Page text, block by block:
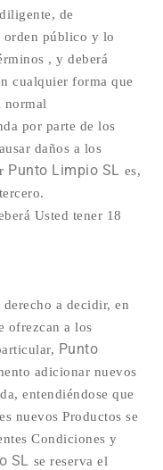
de
público y lo
, y deberá
cualquier forma que
normal
por parte de los
daños a los
Punto Limpio SL es,
Usted tener 18
derecho a decidir, en
ofrezcan a los
Punto
adicionar nuevos
entendiéndose que
nuevos Productos se
Condiciones y
SL se reserva el